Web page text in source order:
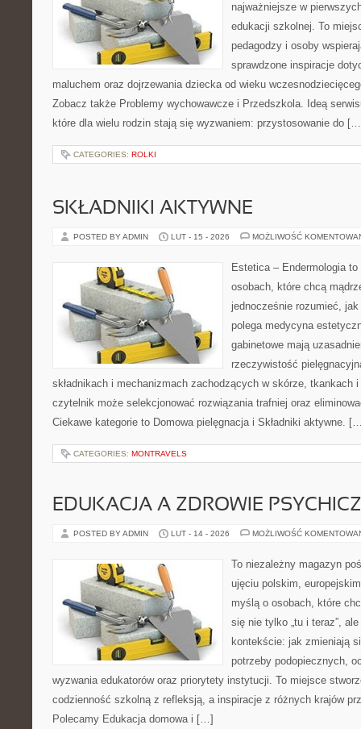
najważniejsze w
edukacji szkolnej. To
pedagodzy i osoby
sprawdzone inspiracje
maluchem oraz dojrzewania dziecka od wieku
Zobacz także Problemy wychowawcze i Przedszkola. Ideą
które dla wielu rodzin stają się wyzwaniem: przystosowanie do
CATEGORIES: ROLKI
SKŁADNIKI AKTYWNE
POSTED BY ADMIN LUT - 15 - 2026 MOŻLIWOŚĆ
Estetica – Endermologia
osobach, które chcą
jednocześnie rozumieć,
polega medycyna
gabinetowe mają
rzeczywistość
składnikach i mechanizmach zachodzących w skórze, tkankach
czytelnik może selekcjonować rozwiązania trafniej oraz
Ciekawe kategorie to Domowa pielęgnacja i Składniki aktywne.
CATEGORIES: MONTRAVELS
EDUKACJA A ZDROWIE
POSTED BY ADMIN LUT - 14 - 2026 MOŻLIWOŚĆ
To niezależny magazyn
ujęciu polskim,
myślą o osobach, które
się nie tylko „tu i teraz”,
kontekście: jak zmieniają
potrzeby podopiecznych,
wyzwania edukatorów oraz priorytety instytucji. To miejsce
codzienność szkolną z refleksją, a inspiracje z różnych krajów
Polecamy Edukacja domowa i […]